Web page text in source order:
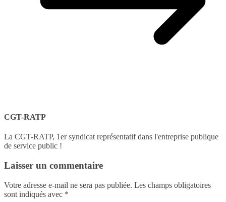
CGT-RATP
La CGT-RATP, 1er syndicat représentatif dans l'entreprise publique
de service public !
Laisser un commentaire
Votre adresse e-mail ne sera pas publiée. Les champs obligatoires
sont indiqués avec *